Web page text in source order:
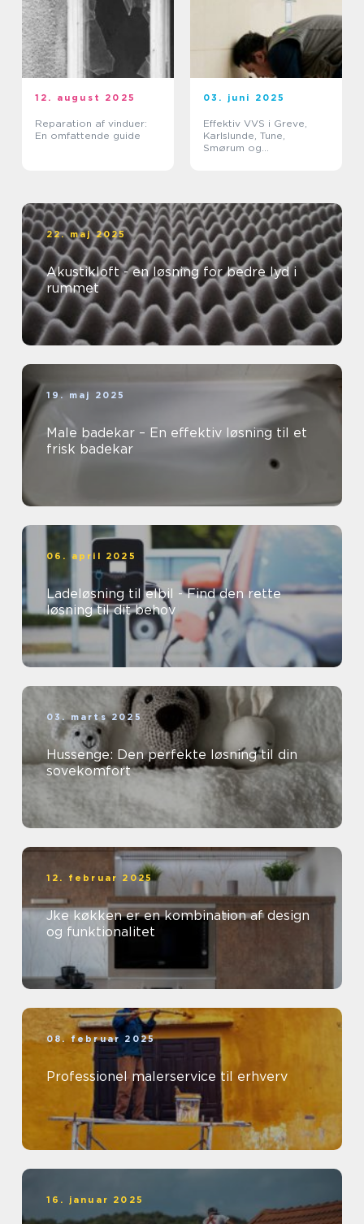
12. august 2025
Reparation af vinduer:
En omfattende guide
03. juni 2025
Effektiv VVS i Greve,
Karlslunde, Tune,
Smørum og
22. maj 2025
Akustikloft - en løsning for bedre lyd i
rummet
19. maj 2025
Male badekar – En effektiv løsning til et
frisk badekar
06. april 2025
Ladeløsning til elbil - Find den rette
løsning til dit behov
03. marts 2025
Hussenge: Den perfekte løsning til din
sovekomfort
12. februar 2025
Jke køkken er en kombination af design
og funktionalitet
08. februar 2025
Professionel malerservice til erhverv
16. januar 2025